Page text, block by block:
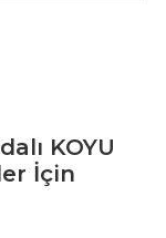
KOYU
İçin